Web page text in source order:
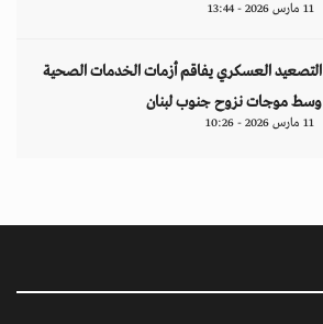
11 مارس 2026 - 13:44
التصعيد العسكري يفاقم أزمات الخدمات الصحية
وسط موجات نزوح جنوب لبنان
11 مارس 2026 - 10:26